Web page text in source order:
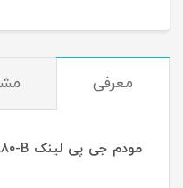
معرفی
مودم جی پی لینک E5880-B